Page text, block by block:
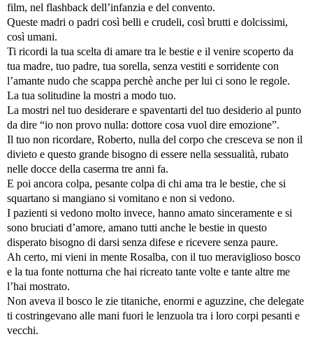
film, nel flashback dell’infanzia e del convento.
Queste madri o padri così belli e crudeli, così brutti e dolcissimi,
così umani.
Ti ricordi la tua scelta di amare tra le bestie e il venire scoperto da
tua madre, tuo padre, tua sorella, senza vestiti e sorridente con
l’amante nudo che scappa perchè anche per lui ci sono le regole.
La tua solitudine la mostri a modo tuo.
La mostri nel tuo desiderare e spaventarti del tuo desiderio al punto
da dire “io non provo nulla: dottore cosa vuol dire emozione”.
Il tuo non ricordare, Roberto, nulla del corpo che cresceva se non il
divieto e questo grande bisogno di essere nella sessualità, rubato
nelle docce della caserma tre anni fa.
E poi ancora colpa, pesante colpa di chi ama tra le bestie, che si
squartano si mangiano si vomitano e non si vedono.
I pazienti si vedono molto invece, hanno amato sinceramente e si
sono bruciati d’amore, amano tutti anche le bestie in questo
disperato bisogno di darsi senza difese e ricevere senza paure.
Ah certo, mi vieni in mente Rosalba, con il tuo meraviglioso bosco
e la tua fonte notturna che hai ricreato tante volte e tante altre me
l’hai mostrato.
Non aveva il bosco le zie titaniche, enormi e aguzzine, che delegate
ti costringevano alle mani fuori le lenzuola tra i loro corpi pesanti e
vecchi.